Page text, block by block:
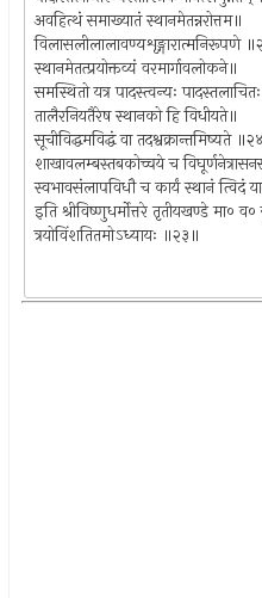
अवहित्थं समाख्यातं स्थानमेतन्नरोत्तम॥
विलासलीलालावण्यशृङ्गारात्मनिरूपणे
स्थानमेतत्प्रयोक्तव्यं वरमार्गावलोकने॥
समस्थितो यत्र पादस्त्वन्यः
तालैरनियतैरेष स्थानको हि विधीयते॥
सूचीविद्धमविद्धं वा तदश्वक्रान्तमिष्यते
शाखावलम्बस्तबकोच्चये च
स्वभावसंलापविधौ च कार्यं स्थानं
इति श्रीविष्णुधर्मोत्तरे तृतीयखण्डे मा०
त्रयोविंशतितमोऽध्यायः ॥२३॥